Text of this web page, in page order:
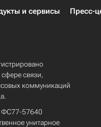
и сервисы Пресс-
связи,
коммуникаций
ФС77-57640
унитарное